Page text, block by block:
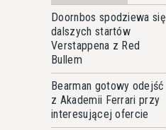
Doornbos spodziewa się
dalszych startów
Verstappena z Red
Bullem
Bearman gotowy odejść
z Akademii Ferrari przy
interesującej ofercie